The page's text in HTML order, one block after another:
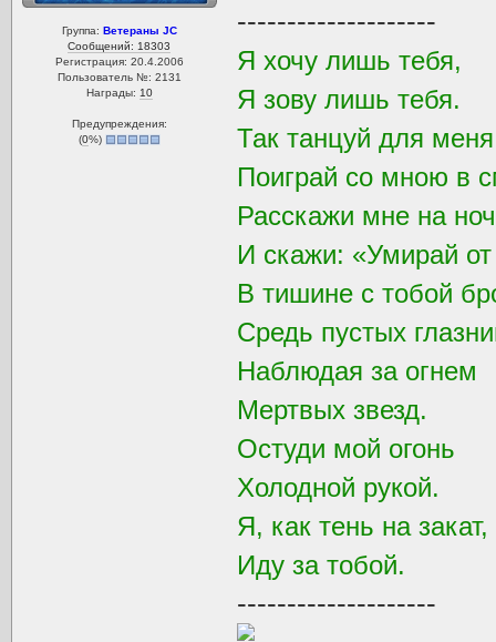
Группа: Ветераны JC
Сообщений: 18303
Регистрация: 20.4.2006
Пользователь №: 2131
Награды: 10
Предупреждения:
(0%)
--------------------
Я хочу лишь тебя,
Я зову лишь тебя.
Так танцуй для
Поиграй со мною в
Расскажи мне на
И скажи: «Умирай
В тишине с тобой
Средь пустых
Наблюдая за огнем
Мертвых звезд.
Остуди мой огонь
Холодной рукой.
Я, как тень на закат,
Иду за тобой.
--------------------